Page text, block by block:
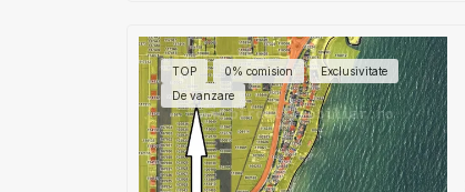
TOP 0% comision
Exclusivitate
De vanzare